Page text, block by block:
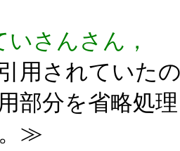
さんさん，
用されていた
部分を省略処
≫